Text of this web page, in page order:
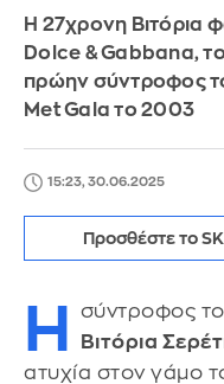
Η 27χρονη Βιτόρια
Dolce & Gabbana,
πρώην σύντροφος
Met Gala το 2003
15:23, 30.06.2025
Προσθέστε το
Η σύντροφος
Βιτόρια
ατυχία στον γάμο